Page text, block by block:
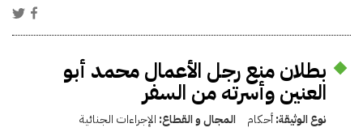
بطلان منع رجل الأعمال محمد أبو
العنين وأسرته من السفر
نوع الوثيقة:أحكام المجال و القطاع: الإجراءات الجنائية